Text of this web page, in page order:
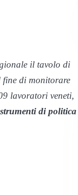
il tavolo di
di monitorare
lavoratori veneti,
di politica